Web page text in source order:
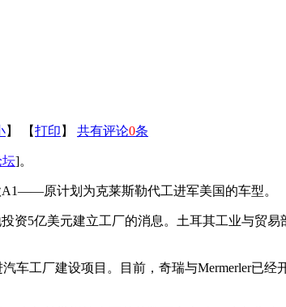
】 【打印 】 共有评论0条
坛]。
原计划为克莱斯勒代工进军美国的车型。
资5亿美元建立工厂的消息。土耳其工业与贸
车工厂建设项目。目前，奇瑞与Mermerler已